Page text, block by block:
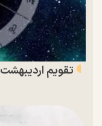
تقویم اردیبهشت ۱۴۰۵ و روز‌های تعطیل این ماه